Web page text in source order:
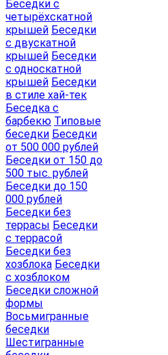
Беседки с
четырёхскатной
крышей Беседки
с двускатной
крышей Беседки
с односкатной
крышей Беседки
в стиле хай-тек
Беседка с
барбекю Типовые
беседки Беседки
от 500 000 рублей
Беседки от 150 до
500 тыс. рублей
Беседки до 150
000 рублей
Беседки без
террасы Беседки
с террасой
Беседки без
хозблока Беседки
с хозблоком
Беседки сложной
формы
Восьмигранные
беседки
Шестигранные